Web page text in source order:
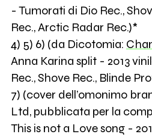
- Tumorati di Dio Rec.,
Rec., Arctic Radar Rec.)*
4) 5) 6) (da Dicotomia:
Anna Karina split - 2013
Rec., Shove Rec., Blinde
7) (cover dell’omonimo
Ltd, pubblicata per la
This is not a Love song -